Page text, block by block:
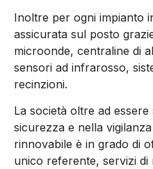
Inoltre per ogni impianto
assicurata sul posto
microonde, centraline di
sensori ad infrarosso,
recinzioni.
La società oltre ad
sicurezza e nella
rinnovabile è in grado di
unico referente, servizi